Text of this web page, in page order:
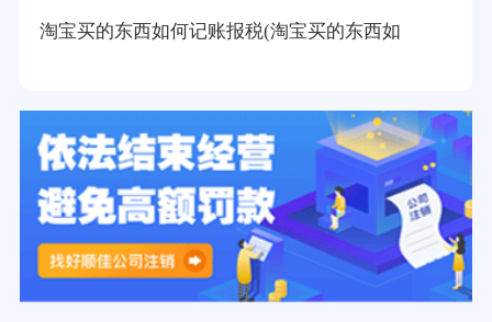
淘宝买的东西如何记账报税(淘宝买的东西如